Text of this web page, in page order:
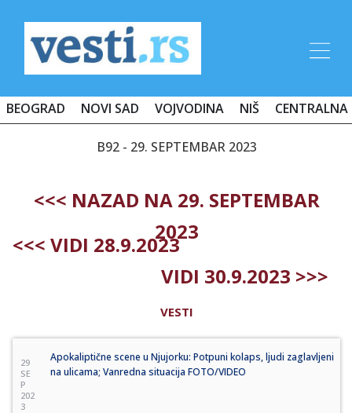
BEOGRAD NOVI SAD VOJVODINA NIŠ CENTRALNA
B92 - 29. SEPTEMBAR 2023
<<< NAZAD NA 29. SEPTEMBAR
2023
<<< VIDI 28.9.2023
VIDI 30.9.2023 >>>
VESTI
29
SE
P
202
3
Apokaliptične scene u Njujorku: Potpuni kolaps, ljudi zaglavljeni
na ulicama; Vanredna situacija FOTO/VIDEO